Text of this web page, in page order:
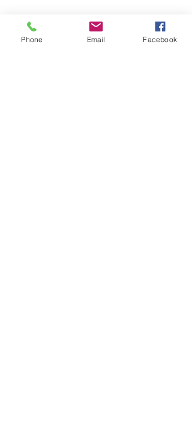
Phone Email Facebook